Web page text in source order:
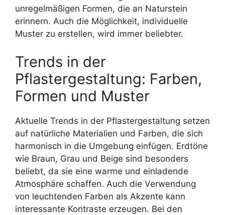
unregelmäßigen Formen, die an Naturstein
erinnern. Auch die Möglichkeit, individuelle
Muster zu erstellen, wird immer beliebter.
Trends in der
Pflastergestaltung: Farben,
Formen und Muster
Aktuelle Trends in der Pflastergestaltung setzen
auf natürliche Materialien und Farben, die sich
harmonisch in die Umgebung einfügen. Erdtöne
wie Braun, Grau und Beige sind besonders
beliebt, da sie eine warme und einladende
Atmosphäre schaffen. Auch die Verwendung
von leuchtenden Farben als Akzente kann
interessante Kontraste erzeugen. Bei den